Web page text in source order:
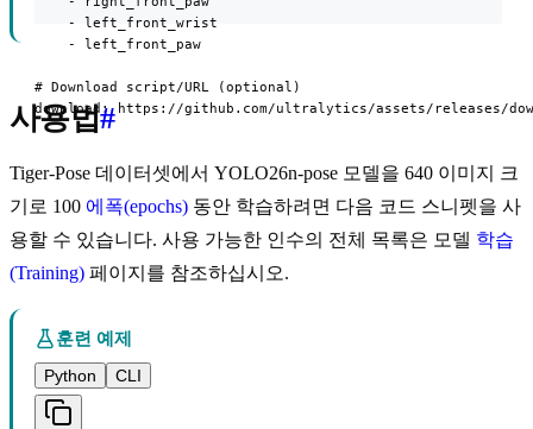
    - left_front_wrist
    - left_front_paw
# Download script/URL (optional)
download: https://github.com/ultralytics/assets/releases/
사용법#
Tiger-Pose 데이터셋에서 YOLO26n-pose 모델을 640 이미지 크
기로 100 에폭(epochs) 동안 학습하려면 다음 코드 스니펫을 사
용할 수 있습니다. 사용 가능한 인수의 전체 목록은 모델 학습
(Training) 페이지를 참조하십시오.
훈련 예제
Python
CLI